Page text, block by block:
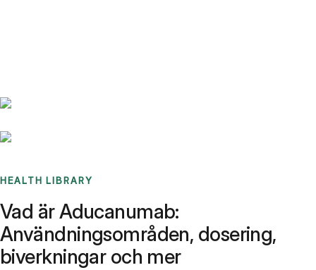
HEALTH LIBRARY
Vad är Aducanumab:
Användningsområden, dosering,
biverkningar och mer